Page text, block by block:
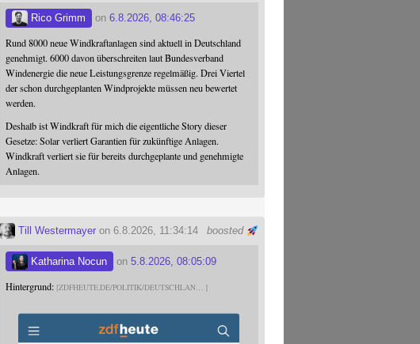
Rico Grimm on6.8.2026, 08:46:25
Rund 8000 neue Windkraftanlagen sind aktuell in Deutschland
genehmigt. 6000 davon überschreiten laut Bundesverband
Windenergie die neue Leistungsgrenze regelmäßig. Drei Viertel
der schon durchgeplanten Windprojekte müssen neu bewertet
werden.
Deshalb ist Windkraft für mich die eigentliche Story dieser
Gesetze: Solar verliert Garantien für zukünftige Anlagen.
Windkraft verliert sie für bereits durchgeplante und genehmigte
Anlagen.
boosted
Till Westermayer on 6.8.2026, 11:34:14
Katharina Nocun on5.8.2026, 08:05:09
Hintergrund: ZDFHEUTE.DE/POLITIK/DEUTSCHLAN